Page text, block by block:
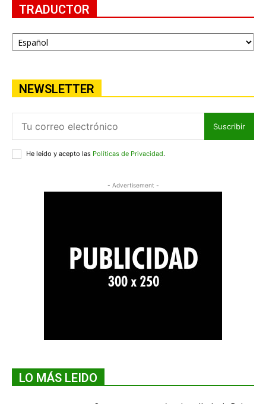
TRADUCTOR
NEWSLETTER
Suscribir
He leído y acepto las Políticas de Privacidad.
- Advertisement -
LO MÁS LEIDO